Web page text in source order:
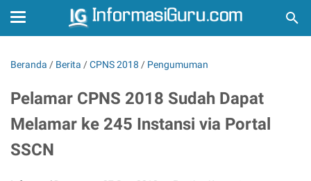
Beranda / Berita /CPNS 2018 / Pengumuman
Pelamar CPNS 2018 Sudah Dapat
Melamar ke 245 Instansi via Portal
SSCN